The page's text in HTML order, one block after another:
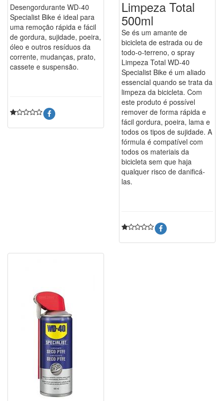
Desengordurante WD-40
Specialist Bike é ideal para
uma remoção rápida e fácil
de gordura, sujidade, poeira,
óleo e outros resíduos da
corrente, mudanças, prato,
cassete e suspensão.
Limpeza Total
500ml
Se és um amante de
bicicleta de estrada ou de
todo-o-terreno, o spray
Limpeza Total WD-40
Specialist Bike é um aliado
essencial quando se trata da
limpeza da bicicleta. Com
este produto é possível
remover de forma rápida e
fácil gordura, poeira, lama e
todos os tipos de sujidade. A
fórmula é compatível com
todos os materiais da
bicicleta sem que haja
qualquer risco de danificá-
las.